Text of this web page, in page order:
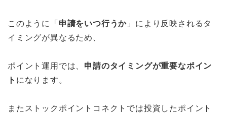
このように「 申請をいつ行うか 」により反映されるタ
イミングが異なるため、
ポイント運用では、 申請のタイミングが重要なポイン
ト になります。
またストックポイントコネクトでは投資したポイント